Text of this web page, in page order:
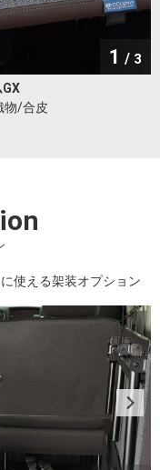
1 / 3
物/合皮
使える架装オプション